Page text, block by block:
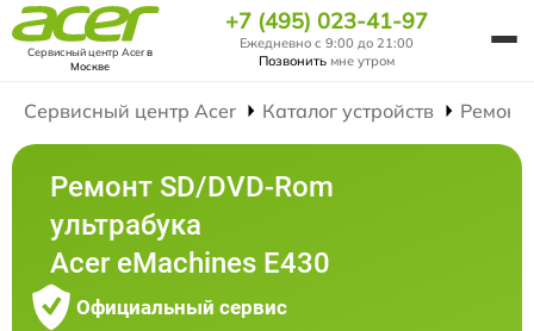
Сервисный центр Acerв
Москве
+7 (495) 023-41-97
Ежедневно с 9:00 до 21:00
Позвонить мне утром
Сервисный центр Acer Каталог устройств Ремонт
Ремонт SD/DVD-Rom
ультрабука
Acer eMachines E430
Официальный сервис